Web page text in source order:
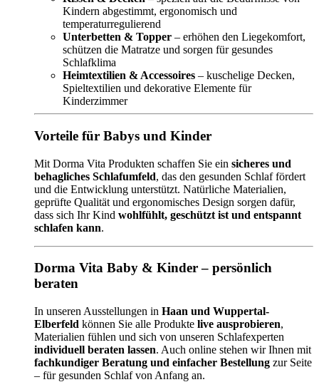
Kindern abgestimmt, ergonomisch und
temperaturregulierend
Unterbetten & Topper – erhöhen den Liegekomfort,
schützen die Matratze und sorgen für gesundes
Schlafklima
Heimtextilien & Accessoires – kuschelige Decken,
Spieltextilien und dekorative Elemente für
Kinderzimmer
Vorteile für Babys und Kinder
Mit Dorma Vita Produkten schaffen Sie ein sicheres und
behagliches Schlafumfeld, das den gesunden Schlaf fördert
und die Entwicklung unterstützt. Natürliche Materialien,
geprüfte Qualität und ergonomisches Design sorgen dafür,
dass sich Ihr Kind wohlfühlt, geschützt ist und entspannt
schlafen kann.
Dorma Vita Baby & Kinder – persönlich
beraten
In unseren Ausstellungen in Haan und Wuppertal-
Elberfeld können Sie alle Produkte live ausprobieren,
Materialien fühlen und sich von unseren Schlafexperten
individuell beraten lassen. Auch online stehen wir Ihnen mit
fachkundiger Beratung und einfacher Bestellung zur Seite
– für gesunden Schlaf von Anfang an.